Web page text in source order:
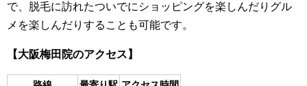
で、脱毛に訪れたついでにショッピングを楽しんだりグル
メを楽しんだりすることも可能です。
【大阪梅田院のアクセス】